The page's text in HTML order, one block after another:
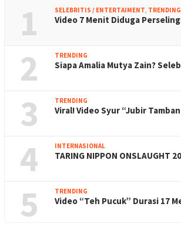
1 SELEBRITIS / ENTERTAIMENT, TRENDING
Video 7 Menit Diduga
2 TRENDING
Siapa Amalia Mutya Zain?
3 TRENDING
Viral! Video Syur “Jubir
4 INTERNASIONAL
TARING NIPPON ONSLAUGHT
5 TRENDING
Video “Teh Pucuk” Durasi 17